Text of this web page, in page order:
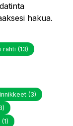
hakua.
rahti(13)
(3)
(1)